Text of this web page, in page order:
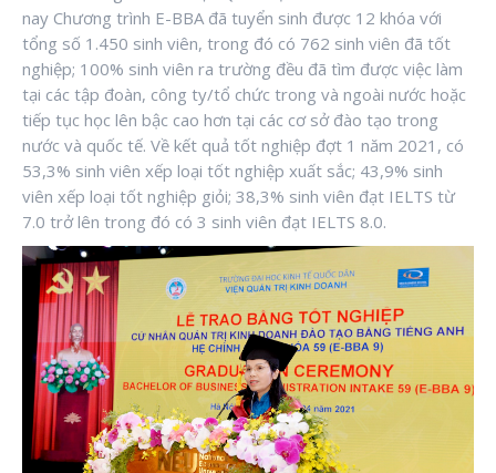
nay Chương trình E-BBA đã tuyển sinh được 12 khóa với
tổng số 1.450 sinh viên, trong đó có 762 sinh viên đã tốt
nghiệp; 100% sinh viên ra trường đều đã tìm được việc làm
tại các tập đoàn, công ty/tổ chức trong và ngoài nước hoặc
tiếp tục học lên bậc cao hơn tại các cơ sở đào tạo trong
nước và quốc tế. Về kết quả tốt nghiệp đợt 1 năm 2021, có
53,3% sinh viên xếp loại tốt nghiệp xuất sắc; 43,9% sinh
viên xếp loại tốt nghiệp giỏi; 38,3% sinh viên đạt IELTS từ
7.0 trở lên trong đó có 3 sinh viên đạt IELTS 8.0.